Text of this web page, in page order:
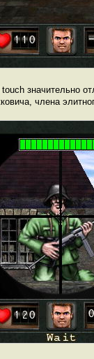
значительно
члена